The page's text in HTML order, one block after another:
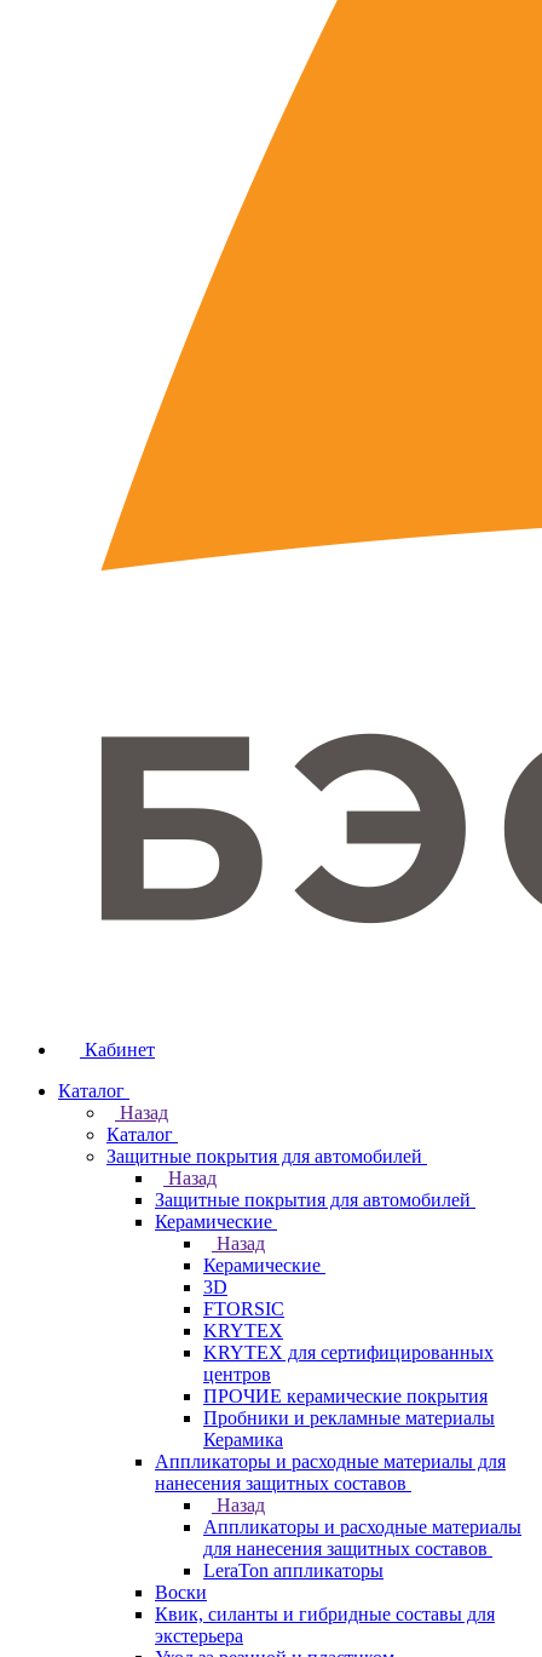
Кабинет
Каталог
Назад
Каталог
Защитные покрытия для автомобилей
Назад
Защитные покрытия для автомобилей
Керамические
Назад
Керамические
3D
FTORSIC
KRYTEX
KRYTEX для сертифицированных
центров
ПРОЧИЕ керамические покрытия
Пробники и рекламные материалы
Керамика
Аппликаторы и расходные материалы для
нанесения защитных составов
Назад
Аппликаторы и расходные материалы
для нанесения защитных составов
LeraTon аппликаторы
Воски
Квик, силанты и гибридные составы для
экстерьера